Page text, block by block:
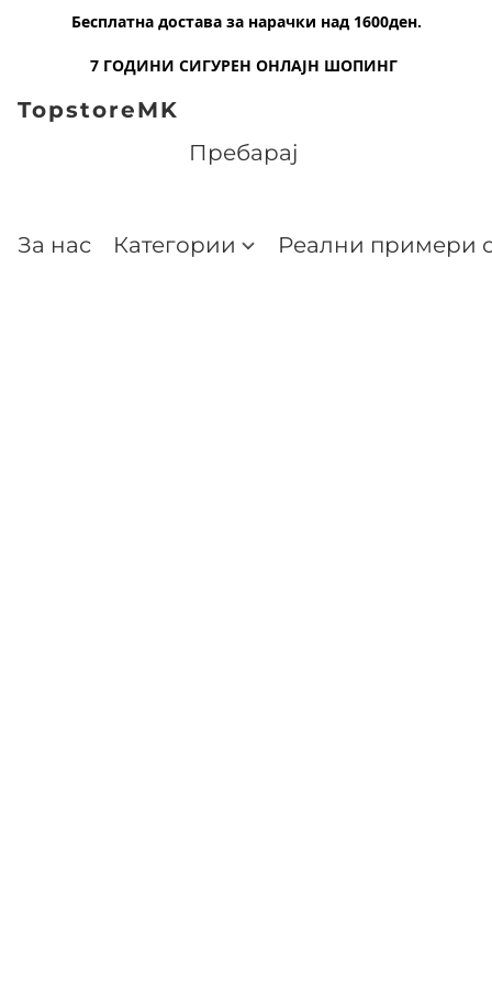
Бесплатна достава за нарачки над 1600ден.
7 ГОДИНИ СИГУРЕН ОНЛАЈН ШОПИНГ
TopstoreMK
За нас Категории Реални примери